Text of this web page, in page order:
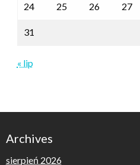
24 25 26 27
31
« lip
Archives
sierpień 2026